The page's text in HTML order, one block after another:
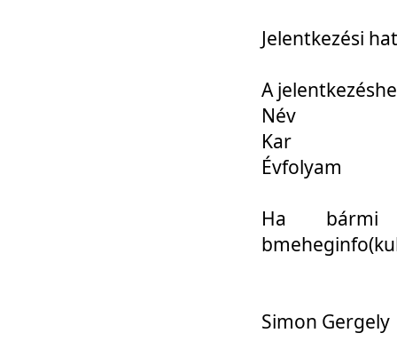
Jelentkezési
A
Név
Kar
Évfolyam
Ha
Simon Gergely